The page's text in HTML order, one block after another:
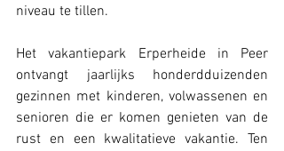
niveau te tillen.
Het vakantiepark Erperheide in Peer
ontvangt jaarlijks honderdduizenden
gezinnen met kinderen, volwassenen en
senioren die er komen genieten van de
rust en een kwalitatieve vakantie. Ten